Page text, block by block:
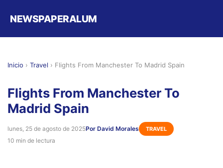
NEWSPAPERALUM
Inicio › Travel › Flights From Manchester To Madrid Spain
Flights From Manchester To
Madrid Spain
lunes, 25 de agosto de 2025Por David Morales TRAVEL
10 min de lectura